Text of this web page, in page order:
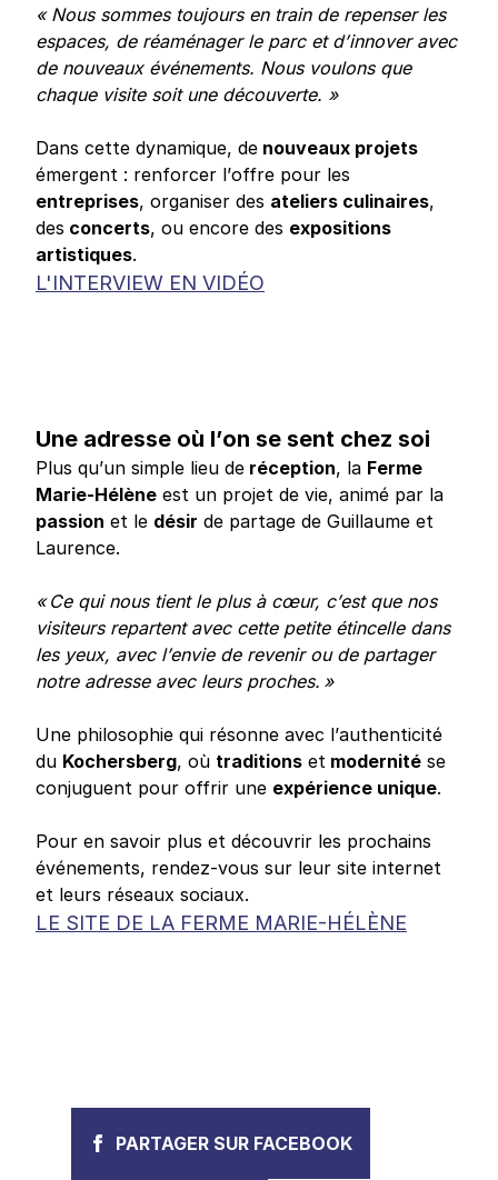
« Nous sommes toujours en train de repenser les
espaces, de réaménager le parc et d’innover avec
de nouveaux événements. Nous voulons que
chaque visite soit une découverte. »
Dans cette dynamique, de nouveaux projets
émergent : renforcer l’offre pour les
entreprises, organiser des ateliers culinaires,
des concerts, ou encore des expositions
artistiques.
L'INTERVIEW EN VIDÉO
Une adresse où l’on se sent chez soi
Plus qu’un simple lieu de réception, la Ferme
Marie-Hélène est un projet de vie, animé par la
passion et le désir de partage de Guillaume et
Laurence.
« Ce qui nous tient le plus à cœur, c’est que nos
visiteurs repartent avec cette petite étincelle dans
les yeux, avec l’envie de revenir ou de partager
notre adresse avec leurs proches. »
Une philosophie qui résonne avec l’authenticité
du Kochersberg, où traditions et modernité se
conjuguent pour offrir une expérience unique.
Pour en savoir plus et découvrir les prochains
événements, rendez-vous sur leur site internet
et leurs réseaux sociaux.
LE SITE DE LA FERME MARIE-HÉLÈNE
PARTAGER SUR FACEBOOK